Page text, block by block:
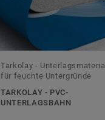
Tarkolay - Unterlagsmaterial
für feuchte Untergründe
TARKOLAY - PVC-
UNTERLAGSBAHN